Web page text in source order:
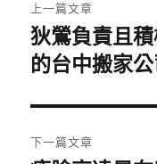
章
導
覽
上一篇文章
上
一
文
章:
狄鶯負責且
的台中搬家公
下一篇文章